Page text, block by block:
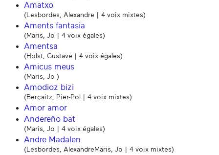
Amatxo
(Lesbordes, Alexandre | 4 voix mixtes)
Aments fantasia
(Maris, Jo | 4 voix égales)
Amentsa
(Holst, Gustave | 4 voix égales)
Amicus meus
(Maris, Jo )
Amodioz bizi
(Berçaitz, Pier-Pol | 4 voix mixtes)
Amor amor
Andereño bat
(Maris, Jo | 4 voix égales)
Andre Madalen
(Lesbordes, AlexandreMaris, Jo | 4 voix mixtes)